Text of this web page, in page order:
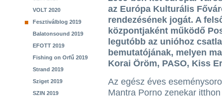
VOLT 2020
Fesztiválblog 2019
Balatonsound 2019
EFOTT 2019
Fishing on Orfű 2019
Strand 2019
Sziget 2019
SZIN 2019
az Európa Kulturális
rendezésének jogát. A
központjaként működő
legutóbb az unióhoz
bemutatójának, melyen
Korai Öröm, PASO, Kiss
Az egész éves
Mantra Porno zenekar